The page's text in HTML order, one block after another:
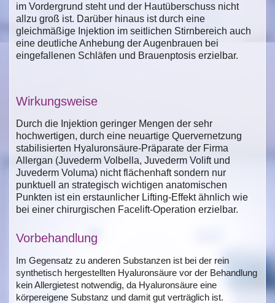
im Vordergrund steht und der Hautüberschuss nicht
allzu groß ist. Darüber hinaus ist durch eine
gleichmäßige Injektion im seitlichen Stirnbereich auch
eine deutliche Anhebung der Augenbrauen bei
eingefallenen Schläfen und Brauenptosis erzielbar.
Wirkungsweise
Durch die Injektion geringer Mengen der sehr
hochwertigen, durch eine neuartige Quervernetzung
stabilisierten Hyaluronsäure-Präparate der Firma
Allergan (Juvederm Volbella, Juvederm Volift und
Juvederm Voluma) nicht flächenhaft sondern nur
punktuell an strategisch wichtigen anatomischen
Punkten ist ein erstaunlicher Lifting-Effekt ähnlich wie
bei einer chirurgischen Facelift-Operation erzielbar.
Vorbehandlung
Im Gegensatz zu anderen Substanzen ist bei der rein
synthetisch hergestellten Hyaluronsäure vor der Behandlung
kein Allergietest notwendig, da Hyaluronsäure eine
körpereigene Substanz und damit gut verträglich ist.